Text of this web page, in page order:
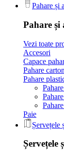
Pahare și
Pahare și
Vezi toate
Accesori
Capace
Pahare carton
Pahare
Paie
Șervețele
Șervețele